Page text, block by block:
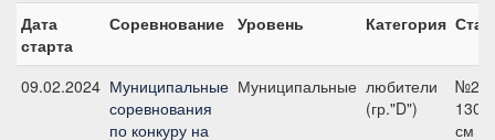
Дата
старта
Соревнование Уровень Категория
09.02.2024 Муниципальные
соревнования
по конкуру на
Муниципальные любители
(гр."D")
№2,
130
см